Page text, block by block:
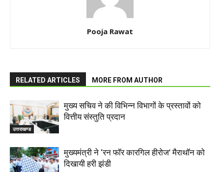
Pooja Rawat
RELATED ARTICLES MORE FROM AUTHOR
उत्तराखण्ड
मुख्य सचिव ने की विभिन्न विभागों के प्रस्तावों को
वित्तीय संस्तुति प्रदान
मुख्यमंत्री ने ‘रन फॉर कारगिल हीरोज’ मैराथॉन को
दिखायी हरी झंडी